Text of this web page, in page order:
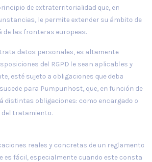
de extraterritorialidad que, en
le permite extender su ámbito de
de las fronteras europeas.
datos personales, es altamente
del RGPD le sean aplicables y
esté sujeto a obligaciones que deba
para Pumpunhost, que, en función de
distintas obligaciones: como encargado o
tratamiento.
reales y concretas de un reglamento
es fácil, especialmente cuando este consta